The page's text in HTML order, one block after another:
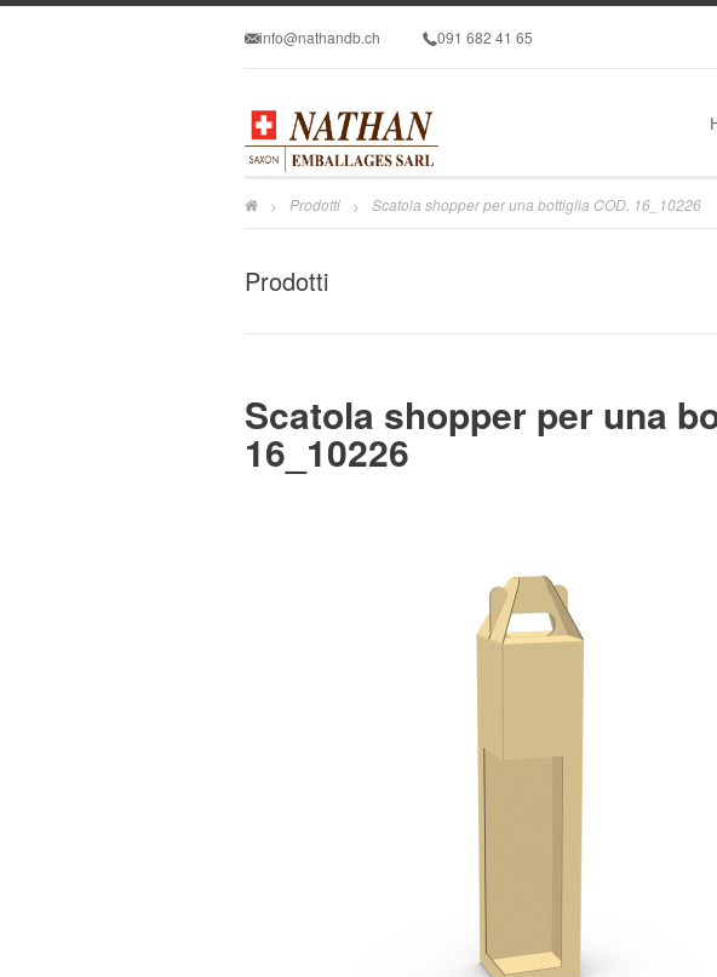
info@nathandb.ch 091 682 41 65
> Prodotti > Scatola shopper per una bottiglia COD. 16_10226
Prodotti
Scatola shopper per una
16_10226